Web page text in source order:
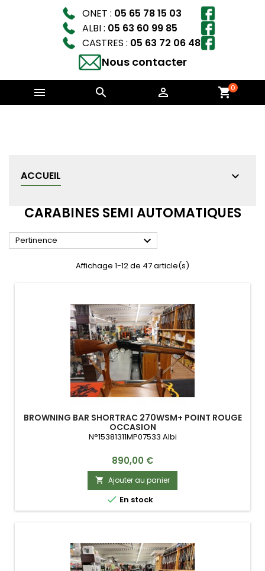
ONET : 05 65 78 15 03
ALBI : 05 63 60 99 85
CASTRES : 05 63 72 06 48
Nous contacter
   shopping_cart0
ACCUEIL
CARABINES SEMI AUTOMATIQUES
Pertinence 
Affichage 1-12 de 47 article(s)
BROWNING BAR SHORTRAC 270WSM+ POINT ROUGE
OCCASION
N°15381311MP07533 Albi
Prix
890,00 €
 Ajouter au panier
 En stock